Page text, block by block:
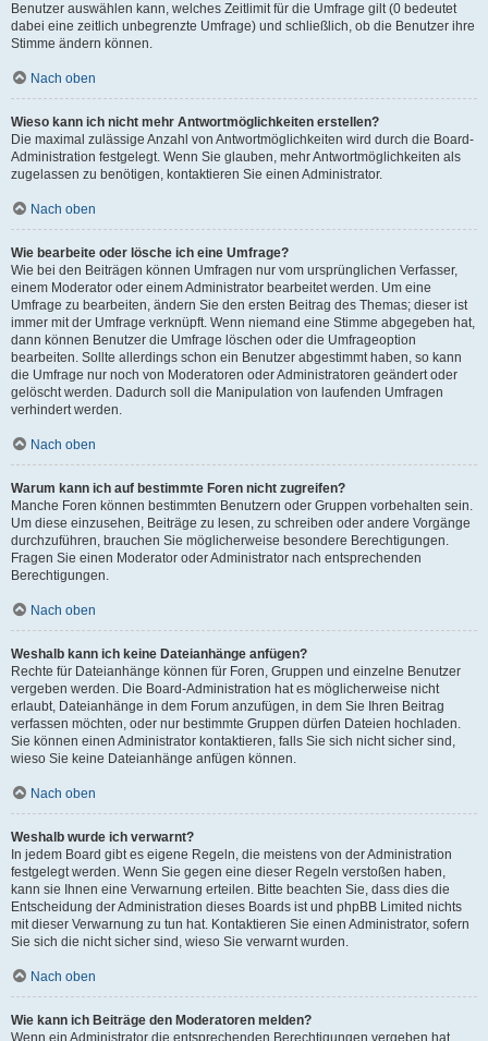
Benutzer auswählen kann, welches Zeitlimit für die Umfrage gilt (0 bedeutet
dabei eine zeitlich unbegrenzte Umfrage) und schließlich, ob die Benutzer ihre
Stimme ändern können.
Nach oben
Wieso kann ich nicht mehr Antwortmöglichkeiten erstellen?
Die maximal zulässige Anzahl von Antwortmöglichkeiten wird durch die Board-
Administration festgelegt. Wenn Sie glauben, mehr Antwortmöglichkeiten als
zugelassen zu benötigen, kontaktieren Sie einen Administrator.
Nach oben
Wie bearbeite oder lösche ich eine Umfrage?
Wie bei den Beiträgen können Umfragen nur vom ursprünglichen Verfasser,
einem Moderator oder einem Administrator bearbeitet werden. Um eine
Umfrage zu bearbeiten, ändern Sie den ersten Beitrag des Themas; dieser ist
immer mit der Umfrage verknüpft. Wenn niemand eine Stimme abgegeben hat,
dann können Benutzer die Umfrage löschen oder die Umfrageoption
bearbeiten. Sollte allerdings schon ein Benutzer abgestimmt haben, so kann
die Umfrage nur noch von Moderatoren oder Administratoren geändert oder
gelöscht werden. Dadurch soll die Manipulation von laufenden Umfragen
verhindert werden.
Nach oben
Warum kann ich auf bestimmte Foren nicht zugreifen?
Manche Foren können bestimmten Benutzern oder Gruppen vorbehalten sein.
Um diese einzusehen, Beiträge zu lesen, zu schreiben oder andere Vorgänge
durchzuführen, brauchen Sie möglicherweise besondere Berechtigungen.
Fragen Sie einen Moderator oder Administrator nach entsprechenden
Berechtigungen.
Nach oben
Weshalb kann ich keine Dateianhänge anfügen?
Rechte für Dateianhänge können für Foren, Gruppen und einzelne Benutzer
vergeben werden. Die Board-Administration hat es möglicherweise nicht
erlaubt, Dateianhänge in dem Forum anzufügen, in dem Sie Ihren Beitrag
verfassen möchten, oder nur bestimmte Gruppen dürfen Dateien hochladen.
Sie können einen Administrator kontaktieren, falls Sie sich nicht sicher sind,
wieso Sie keine Dateianhänge anfügen können.
Nach oben
Weshalb wurde ich verwarnt?
In jedem Board gibt es eigene Regeln, die meistens von der Administration
festgelegt werden. Wenn Sie gegen eine dieser Regeln verstoßen haben,
kann sie Ihnen eine Verwarnung erteilen. Bitte beachten Sie, dass dies die
Entscheidung der Administration dieses Boards ist und phpBB Limited nichts
mit dieser Verwarnung zu tun hat. Kontaktieren Sie einen Administrator, sofern
Sie sich die nicht sicher sind, wieso Sie verwarnt wurden.
Nach oben
Wie kann ich Beiträge den Moderatoren melden?
Wenn ein Administrator die entsprechenden Berechtigungen vergeben hat,